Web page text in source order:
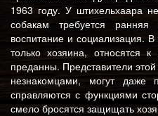
1963 году. У штихельхаара
собакам требуется ранняя
воспитание и социализация.
только хозяина, относятся
преданны. Представители
незнакомцами, могут даже
справляются с функциями
смело бросятся защищать